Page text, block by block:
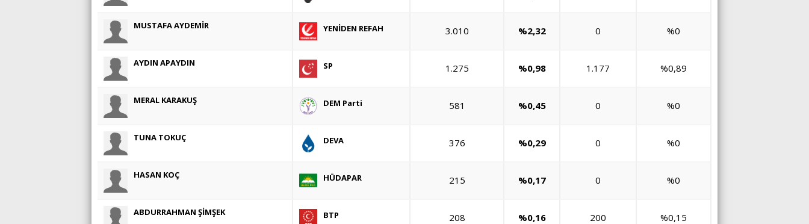
MUSTAFA AYDEMİR YENİDEN REFAH 3.010 %2,32 0 %0
AYDIN APAYDIN SP 1.275 %0,98 1.177 %0,89
MERAL KARAKUŞ DEM Parti 581 %0,45 0 %0
TUNA TOKUÇ DEVA 376 %0,29 0 %0
HASAN KOÇ HÜDAPAR 215 %0,17 0 %0
ABDURRAHMAN ŞİMŞEK BTP 208 %0,16 200 %0,15